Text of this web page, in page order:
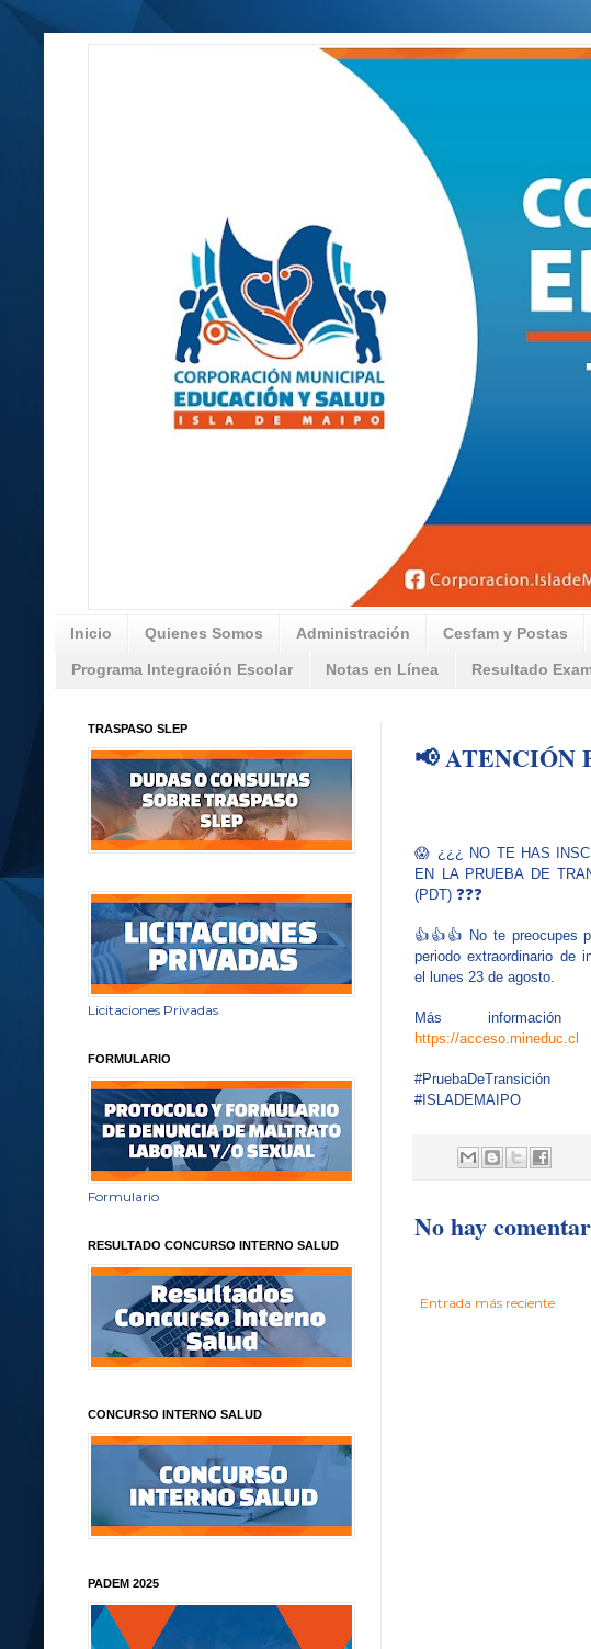
Inicio Quienes Somos Administración Cesfam y Postas
Programa Integración Escolar Notas en Línea Resultado
📢 ATENCIÓN
😱 ¿¿¿ NO TE HAS
EN LA PRUEBA DE
(PDT) ❓❓❓
👍👍👍 No te preocupes
periodo extraordinario de
el lunes 23 de agosto.
Más
https://acceso.mineduc.cl
#PruebaDeTransición
#ISLADEMAIPO
No hay
Entrada más reciente
TRASPASO SLEP
Licitaciones Privadas
FORMULARIO
Formulario
RESULTADO CONCURSO INTERNO SALUD
CONCURSO INTERNO SALUD
PADEM 2025